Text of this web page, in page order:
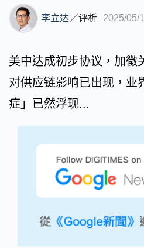
李立达／评析 2025/05/
美中达成初步协议，加徵
对供应链影响已出现，业
症」已然浮现...